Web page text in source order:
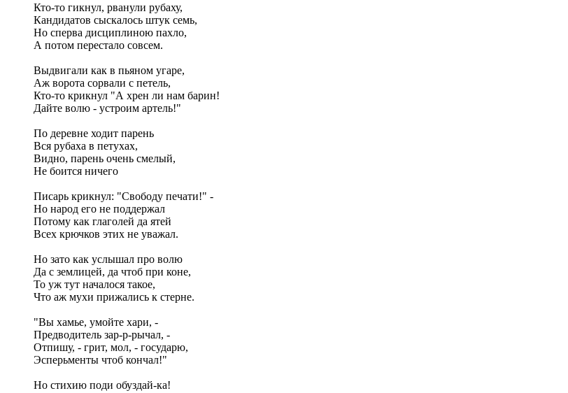
Кто-то гикнул, рванули рубаху,
Кандидатов сыскалось штук семь,
Но сперва дисциплиною пахло,
А потом перестало совсем.
Выдвигали как в пьяном угаре,
Аж ворота сорвали с петель,
Кто-то крикнул "А хрен ли нам барин!
Дайте волю - устроим артель!"
По деревне ходит парень
Вся рубаха в петухах,
Видно, парень очень смелый,
Не боится ничего
Писарь крикнул: "Свободу печати!" -
Но народ его не поддержал
Потому как глаголей да ятей
Всех крючков этих не уважал.
Но зато как услышал про волю
Да с землицей, да чтоб при коне,
То уж тут началося такое,
Что аж мухи прижались к стерне.
"Вы хамье, умойте хари, -
Предводитель зар-р-рычал, -
Отпишу, - грит, мол, - государю,
Эсперьменты чтоб кончал!"
Но стихию поди обуздай-ка!